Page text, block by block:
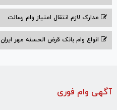
مدارک لازم انتقال امتیاز وام رسالت
انواع وام بانک قرض الحسنه مهر ایران ۱۴۰۴
آگهی وام فوری